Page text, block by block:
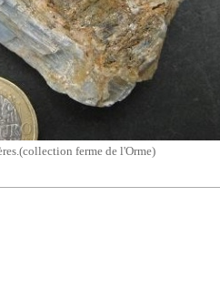
ferme de l'Orme)